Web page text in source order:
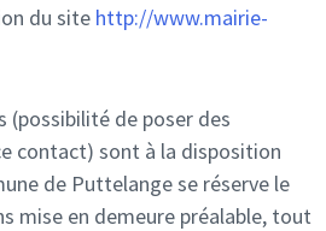
du site http://www.mairie-
(possibilité de poser des
contact) sont à la disposition
de Puttelange se réserve le
mise en demeure préalable, tout